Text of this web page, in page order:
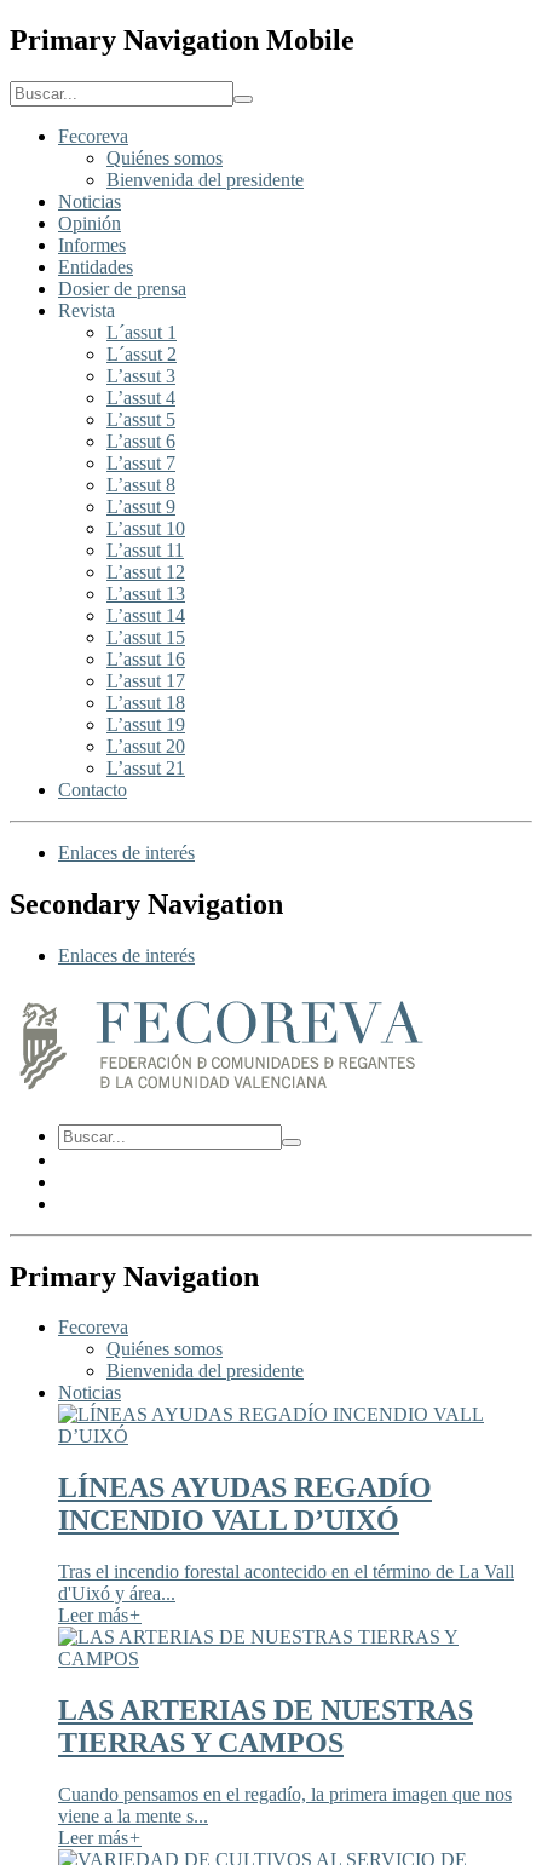
Primary Navigation Mobile
Fecoreva
Quiénes somos
Bienvenida del presidente
Noticias
Opinión
Informes
Entidades
Dosier de prensa
Revista
L´assut 1
L´assut 2
L’assut 3
L’assut 4
L’assut 5
L’assut 6
L’assut 7
L’assut 8
L’assut 9
L’assut 10
L’assut 11
L’assut 12
L’assut 13
L’assut 14
L’assut 15
L’assut 16
L’assut 17
L’assut 18
L’assut 19
L’assut 20
L’assut 21
Contacto
Enlaces de interés
Secondary Navigation
Enlaces de interés
Primary Navigation
Fecoreva
Quiénes somos
Bienvenida del presidente
Noticias
LÍNEAS AYUDAS REGADÍO
INCENDIO VALL D’UIXÓ
Tras el incendio forestal acontecido en el término de La Vall
d'Uixó y área...
Leer más+
LAS ARTERIAS DE NUESTRAS
TIERRAS Y CAMPOS
Cuando pensamos en el regadío, la primera imagen que nos
viene a la mente s...
Leer más+